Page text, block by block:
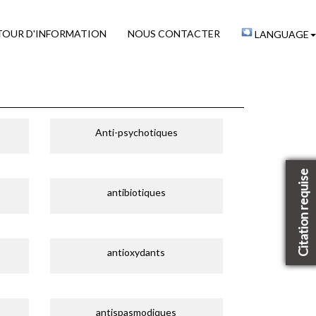
D'INFORMATION NOUS CONTACTER LANGUAGE
Citation requise
Anti-psychotiques
antibiotiques
antioxydants
antispasmodiques